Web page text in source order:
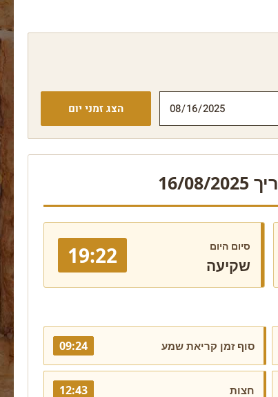
הצג זמני יום
סיום היום
שקיעה 19:22
סוף זמן קריאת שמע 09:24
חצות 12:43